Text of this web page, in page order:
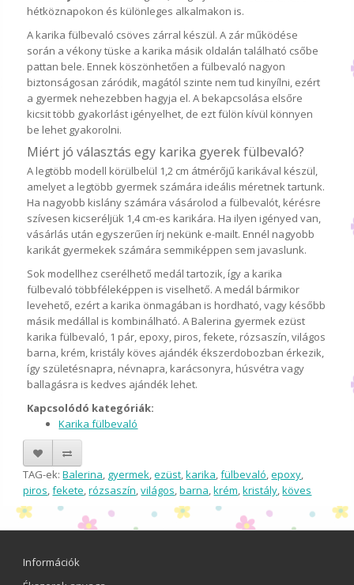
hétköznapokon és különleges alkalmakon is.
A karika fülbevaló csöves zárral készül. A zár működése
során a vékony tüske a karika másik oldalán található csőbe
pattan bele. Ennek köszönhetően a fülbevaló nagyon
biztonságosan záródik, magától szinte nem tud kinyílni, ezért
a gyermek nehezebben hagyja el. A bekapcsolása elsőre
kicsit több gyakorlást igényelhet, de ezt fülön kívül könnyen
be lehet gyakorolni.
Miért jó választás egy karika gyerek fülbevaló?
A legtöbb modell körülbelül 1,2 cm átmérőjű karikával készül,
amelyet a legtöbb gyermek számára ideális méretnek tartunk.
Ha nagyobb kislány számára vásárolod a fülbevalót, kérésre
szívesen kicseréljük 1,4 cm-es karikára. Ha ilyen igényed van,
vásárlás után egyszerűen írj nekünk e-mailt. Ennél nagyobb
karikát gyermekek számára semmiképpen sem javaslunk.
Sok modellhez cserélhető medál tartozik, így a karika
fülbevaló többféleképpen is viselhető. A medál bármikor
levehető, ezért a karika önmagában is hordható, vagy később
másik medállal is kombinálható. A Balerina gyermek ezüst
karika fülbevaló, 1 pár, epoxy, piros, fekete, rózsaszín, világos
barna, krém, kristály köves ajándék ékszerdobozban érkezik,
így születésnapra, névnapra, karácsonyra, húsvétra vagy
ballagásra is kedves ajándék lehet.
Kapcsolódó kategóriák:
Karika fülbevaló
TAG-ek:Balerina, gyermek,ezüst,karika,fülbevaló,epoxy,
piros,fekete,rózsaszín,világos,barna,krém,kristály,köves
Információk